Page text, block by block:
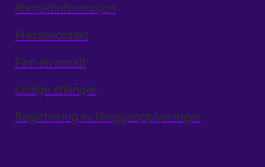
Kontaktinformasjon
Pressekontakt
Finn en ansatt
Ledige stillinger
Registrering av tilleggsopplysninger